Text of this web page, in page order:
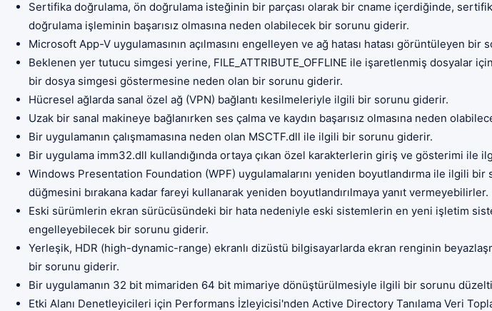
Sertifika doğrulama, ön doğrulama isteğinin bir parçası olarak bir cname içerdiğinde,
doğrulama işleminin başarısız olmasına neden olabilecek bir sorunu giderir.
Microsoft App-V uygulamasının açılmasını engelleyen ve ağ hatası hatası görüntüleyen bir
Beklenen yer tutucu simgesi yerine, FILE_ATTRIBUTE_OFFLINE ile işaretlenmiş dosyalar
bir dosya simgesi göstermesine neden olan bir sorunu giderir.
Hücresel ağlarda sanal özel ağ (VPN) bağlantı kesilmeleriyle ilgili bir sorunu giderir.
Uzak bir sanal makineye bağlanırken ses çalma ve kaydın başarısız olmasına neden
Bir uygulamanın çalışmamasına neden olan MSCTF.dll ile ilgili bir sorunu giderir.
Bir uygulama imm32.dll kullandığında ortaya çıkan özel karakterlerin giriş ve gösterimi ile
Windows Presentation Foundation (WPF) uygulamalarını yeniden boyutlandırma ile ilgili
düğmesini bırakana kadar fareyi kullanarak yeniden boyutlandırılmaya yanıt vermeyebilirler.
Eski sürümlerin ekran sürücüsündeki bir hata nedeniyle eski sistemlerin en yeni işletim
engelleyebilecek bir sorunu giderir.
Yerleşik, HDR (high-dynamic-range) ekranlı dizüstü bilgisayarlarda ekran renginin
bir sorunu giderir.
Bir uygulamanın 32 bit mimariden 64 bit mimariye dönüştürülmesiyle ilgili bir sorunu
Etki Alanı Denetleyicileri için Performans İzleyicisi'nden Active Directory Tanılama Veri